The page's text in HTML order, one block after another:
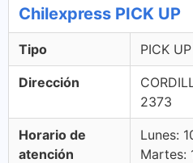
Chilexpress PICK UP
Tipo PICK UP
Dirección
2373
Horario de
atención
Lunes:
Martes: